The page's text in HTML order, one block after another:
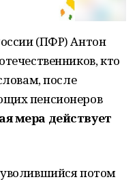
(ПФР) Антон
кто
после
пенсионеров
мера действует
потом